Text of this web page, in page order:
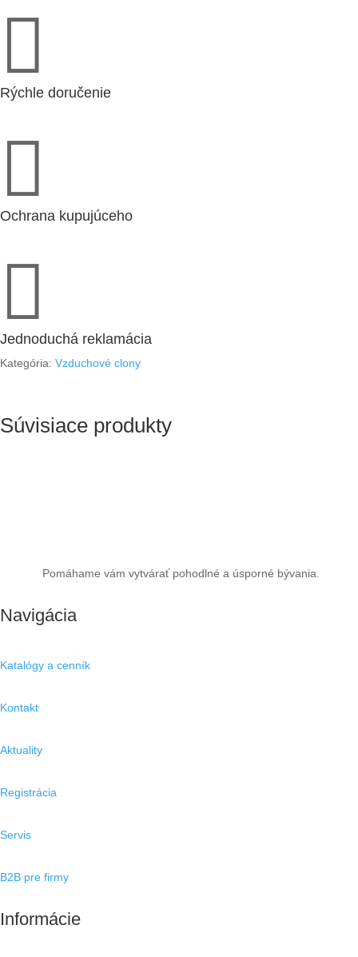

Rýchle doručenie

Ochrana kupujúceho

Jednoduchá reklamácia
Kategória: Vzduchové clony
Súvisiace produkty
Pomáhame vám vytvárať pohodlné a úsporné bývania.
Navigácia
Katalógy a cenník
Kontakt
Aktuality
Registrácia
Servis
B2B pre firmy
Informácie